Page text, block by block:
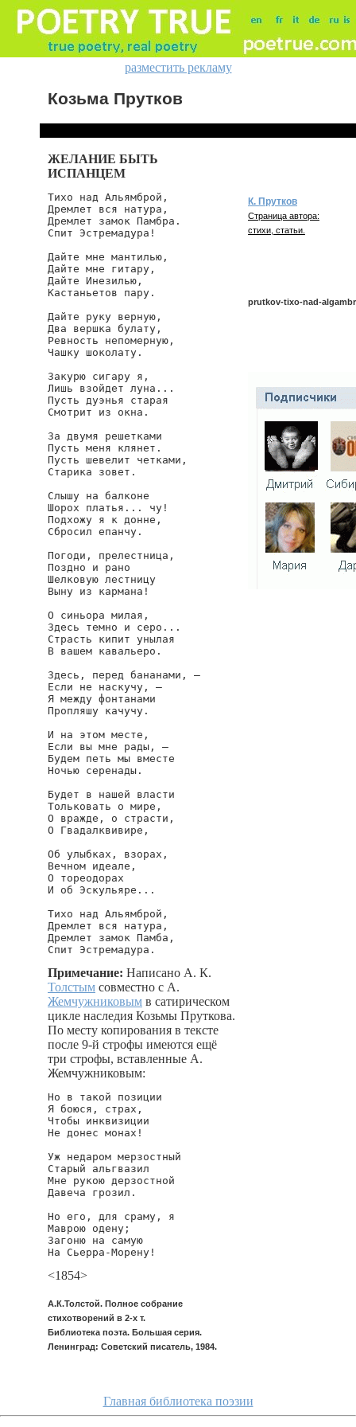
разместить рекламу
Козьма Прутков
ЖЕЛАНИЕ БЫТЬ
ИСПАНЦЕМ
Тихо над Альямброй,
Дремлет вся натура,
Дремлет замок Памбра.
Спит Эстремадура!
Дайте мне мантилью,
Дайте мне гитару,
Дайте Инезилью,
Кастаньетов пару.
Дайте руку верную,
Два вершка булату,
Ревность непомерную,
Чашку шоколату.
Закурю сигару я,
Лишь взойдет луна...
Пусть дуэнья старая
Смотрит из окна.
За двумя решетками
Пусть меня клянет.
Пусть шевелит четками,
Старика зовет.
Слышу на балконе
Шорох платья... чу!
Подхожу я к донне,
Сбросил епанчу.
Погоди, прелестница,
Поздно и рано
Шелковую лестницу
Выну из кармана!
О синьора милая,
Здесь темно и серо...
Страсть кипит унылая
В вашем кавальеро.
Здесь, перед бананами, —
Если не наскучу, —
Я между фонтанами
Пропляшу качучу.
И на этом месте,
Если вы мне рады, —
Будем петь мы вместе
Ночью серенады.
Будет в нашей власти
Тольковать о мире,
О вражде, о страсти,
О Гвадалквивире,
Об улыбках, взорах,
Вечном идеале,
О тореодорах
И об Эскульяре...
Тихо над Альямброй,
Дремлет вся натура,
Дремлет замок Памба,
Примечание: Написано А. К.
Толстым совместно с А.
Жемчужниковым в сатирическом
цикле наследия Козьмы Пруткова.
По месту копирования в тексте
после 9-й строфы имеются ещё
три строфы, вставленные А.
Жемчужниковым:
Но в такой позиции
Я боюся, страх,
Чтобы инквизиции
Не донес монах!
Уж недаром мерзостный
Старый альгвазил
Мне рукою дерзостной
Давеча грозил.
Но его, для сраму, я
Маврою одену;
Загоню на самую
<1854>
А.К.Толстой. Полное собрание
стихотворений в 2-х т.
Библиотека поэта. Большая серия.
Ленинград: Советский писатель, 1984.
К. Прутков
Страница автора:
стихи, статьи.
prutkov-tixo-nad-
Главная библиотека поэзии